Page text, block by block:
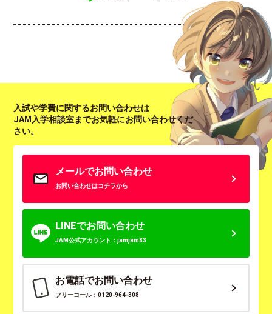
入試や学費に関するお問い合わせは
JAM入学相談室までお気軽にお問い合わせくだ
さい。
メールでお問い合わせ
お問い合わせはコチラから
LINEでお問い合わせ
JAM公式アカウント：jamjam83
お電話でお問い合わせ
フリーコール：0120-964-308